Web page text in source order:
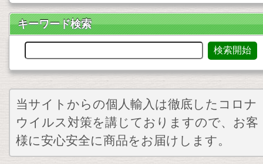
キーワード検索
当サイトからの個人輸入は徹底したコロナ
ウイルス対策を講じておりますので、お客
様に安心安全に商品をお届けします。